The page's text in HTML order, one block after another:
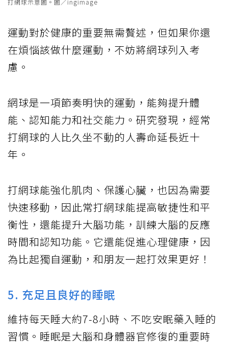
打網球示意圖。圖／ingimage
運動對於健康的重要無需贅述，但如果你還
在煩惱該做什麼運動，不妨將網球列入考
慮。
網球是一項節奏明快的運動，能夠提升體
能、認知能力和社交能力。研究發現，經常
打網球的人比久坐不動的人壽命延長近十
年。
打網球能強化肌肉、保護心臟，也因為需要
快速移動，因此常打網球能提高敏捷性和平
衡性，還能提升大腦功能，訓練大腦的反應
時間和認知功能。它還能促進心理健康，因
為比起獨自運動，和朋友一起打效果更好！
5. 充足且良好的睡眠
維持每天睡大約7-8小時、不吃安眠藥入睡的
習慣。睡眠是大腦和身體器官修復的重要時